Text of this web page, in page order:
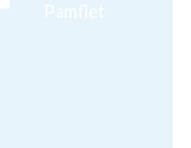
Pamflet